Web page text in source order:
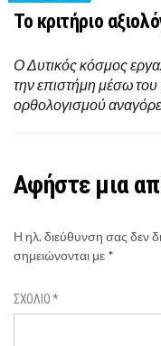
Το κριτήριο
Ο Δυτικός κόσμος
την επιστήμη μέσω του
ορθολογισμού
Αφήστε μια
Η ηλ. διεύθυνση σας δεν
σημειώνονται με *
ΣΧΌΛΙΟ*